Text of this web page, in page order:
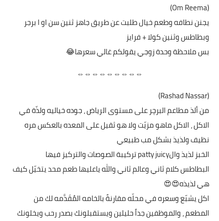
(Om Reema)
يجنن نطافه وطعم خيال طلبت عن طريق جاهز ثنين سن او ا برجر
وبطاطس وثنين كولا + فرايز
بس ملاحظة وحدة زوجي يقولكم غالي سعرها😂
⇔⇔⇔⇔⇔⇔⇔⇔⇔
(Rashad Nassar)
من ألذ مطاعم البرچر على مستوى الرياض ، جوده خياليه ولذّة في
الاكل ، الاكل ماهو مزيّت ولا هو ثقيل على المعده بالعكس مره
نظيف ولذيذ بشكل مب طبيعي
الخبز لذيذ والpatty juicy تركيبة الصوصات والتركيز فيها
البطاطس كلام ثاني وعالم ثاني والله ياعليها طعم محد يتخيّل كيف
هي لذيذه😍😍
اكل يشبّع وسعره في محلّه مقارنةً بالخامه المُقَدَّمه لك من
المطعم ، والموظفين جداً حليلين ويستقبلونك بصدر رحب ويخلونك